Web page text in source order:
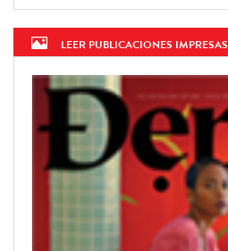
LEER PUBLICACIONES IMPRESAS